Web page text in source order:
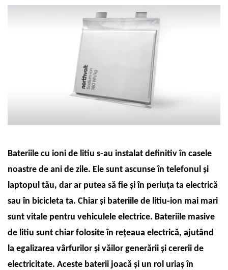
Bateriile cu ioni de litiu s-au instalat definitiv în casele
noastre de ani de zile. Ele sunt ascunse în telefonul și
laptopul tău, dar ar putea să fie și în periuța ta electrică
sau în bicicleta ta. Chiar și bateriile de litiu-ion mai mari
sunt vitale pentru vehiculele electrice. Bateriile masive
de litiu sunt chiar folosite în rețeaua electrică, ajutând
la egalizarea vârfurilor și văilor generării și cererii de
electricitate. Aceste baterii joacă și un rol uriaș în